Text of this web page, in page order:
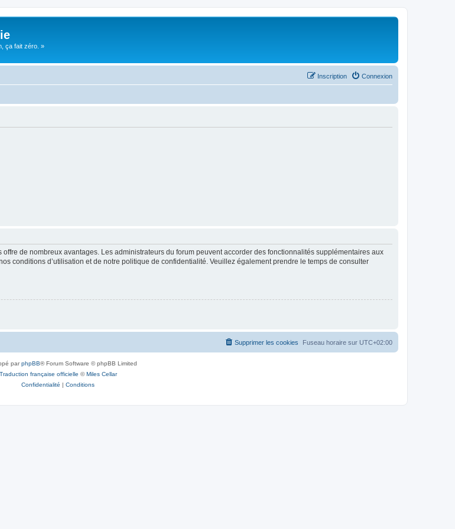
ça fait zéro. »
Connexion
Inscription
de nombreux avantages. Les administrateurs du forum peuvent accorder des fonctionnalités supplémentaires aux
conditions d’utilisation et de notre politique de confidentialité. Veuillez également prendre le temps de consulter
Fuseau horaire sur UTC+02:00
Supprimer les cookies
parphpBB® Forum Software © phpBB Limited
Traduction française officielle ©Miles Cellar
Confidentialité | Conditions